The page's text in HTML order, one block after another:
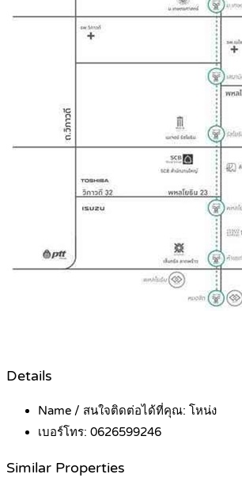
Details
Name / สนใจติดต่อได้ที่คุณ: โหน่ง
เบอร์โทร: 0626599246
Similar Properties